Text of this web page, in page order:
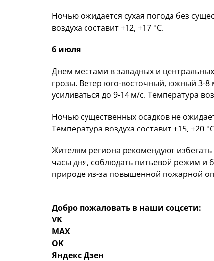
Ночью ожидается сухая погода без
воздуха составит +12, +17 °C.
6 июля
Днем местами в западных и
грозы. Ветер юго-восточный, южный 3-8
усиливаться до 9-14 м/с. Температура
Ночью существенных осадков не
Температура воздуха составит +15, +20
Жителям региона рекомендуют
часы дня, соблюдать питьевой режим
природе из-за повышенной пожарной
Добро пожаловать в наши соцсети:
VK
MAX
OK
Яндекс Дзен